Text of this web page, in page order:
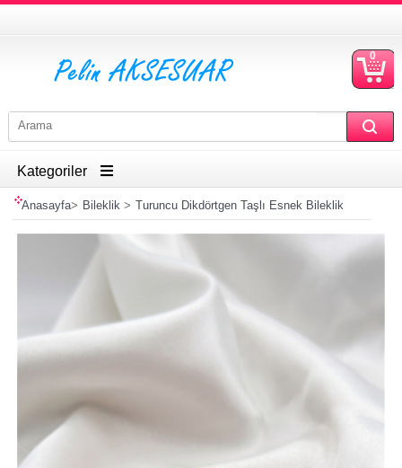
0
Kategoriler
Anasayfa> Bileklik> Turuncu Dikdörtgen Taşlı Esnek Bileklik